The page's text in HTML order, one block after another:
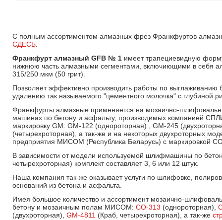
С полным ассортиментом алмазных фрез Франкфуртов
СДЕСЬ
Франкфурт алмазный GFB № 1 имеет трапециевидную
нижнюю часть алмазными сегментами, включиющими в себя
315/250 мкм (50 грит).
Позволяет эффективно производить работы по выглаживанию
удалению так называемого "цементного молочка" с глубиной
Франкфурты алмазные применяется на мозаично-
машинах по бетону и асфальту, производимых компанией
маркировку GM: GM-122 (однороторная) , GM-245
(четырехроторная), а так-же и на некоторых двухроторных
предприятия МИСОМ (Республика Беларусь) с маркировкой
В зависимости от модели используемой шлифмашины по
четырехроторная) комплект составляет 3, 6 или 12 штук.
Наша компания так-же оказывает услуги по шлифовке,
оснований из бетона и асфальта.
Имея большое количество и ассортимент мозаично-
бетону и мозаичным полам МИСОМ: СО-313 (однороторная),
(двухроторная), GM-4811 (Краб, четырехроторная), а так-же